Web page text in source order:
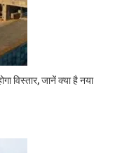
विस्तार, जानें क्या है नया